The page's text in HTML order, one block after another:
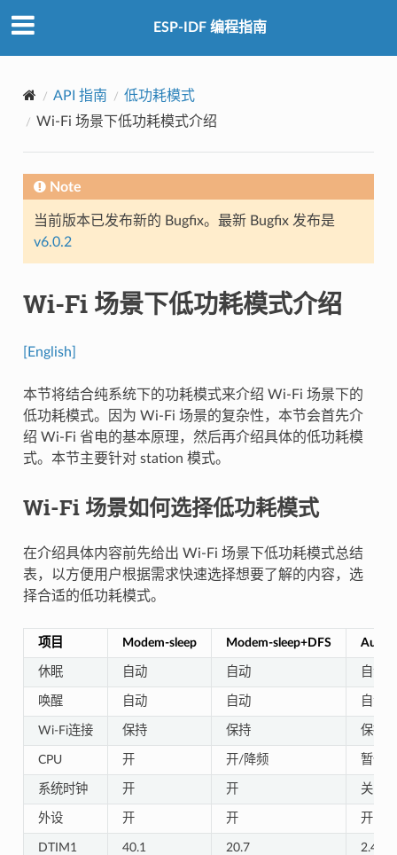
ESP-IDF 编程指南
API 指南
低功耗模式
Wi-Fi 场景下低功耗模式介绍
Note
当前版本已发布新的 Bugfix。最新 Bugfix 发布是
v6.0.2
Wi-Fi 场景下低功耗模式介绍
[English]
本节将结合纯系统下的功耗模式来介绍 Wi-Fi 场景下的
低功耗模式。因为 Wi-Fi 场景的复杂性，本节会首先介
绍 Wi-Fi 省电的基本原理，然后再介绍具体的低功耗模
式。本节主要针对 station 模式。
Wi-Fi 场景如何选择低功耗模式
在介绍具体内容前先给出 Wi-Fi 场景下低功耗模式总结
表，以方便用户根据需求快速选择想要了解的内容，选
择合适的低功耗模式。
项目 Modem-sleep Modem-sleep+DFS Auto
休眠 自动 自动 自动
唤醒 自动 自动 自动
Wi-Fi连接 保持 保持 保持
CPU 开 开/降频 暂停
系统时钟 开 开 关
外设 开 开 开
DTIM1 40.1 20.7 2.45